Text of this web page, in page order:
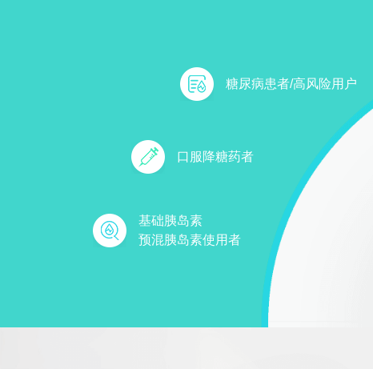
糖尿病患者/高风险用户
口服降糖药者
基础胰岛素
预混胰岛素使用者